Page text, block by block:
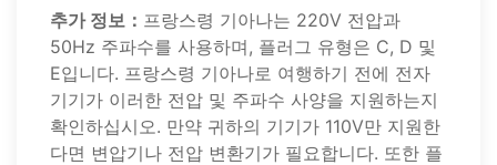
추가 정보： 프랑스령 기아나는 220V 전압과
50Hz 주파수를 사용하며, 플러그 유형은 C, D 및
E입니다. 프랑스령 기아나로 여행하기 전에 전자
기기가 이러한 전압 및 주파수 사양을 지원하는지
확인하십시오. 만약 귀하의 기기가 110V만 지원한
다면 변압기나 전압 변환기가 필요합니다. 또한 플